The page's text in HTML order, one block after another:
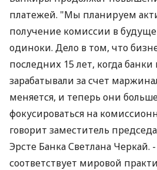
платежей. "Мы планируем
получение комиссии в
одиноки. Дело в том, что
последних 15 лет, когда
зарабатывали за счет
меняется, и теперь они
фокусироваться на
говорит заместитель
Эрсте Банка Светлана
соответствует мировой